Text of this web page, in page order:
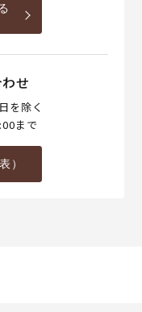
せ
を除く
まで
）